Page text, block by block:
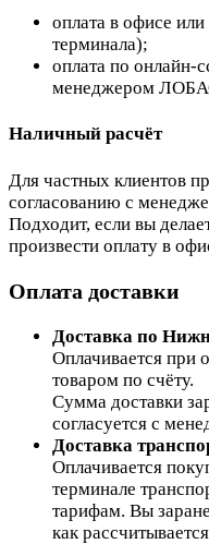
оплата в офисе
терминала);
оплата по онлайн-
менеджером
Наличный расчёт
Для частных клиентов
согласованию с
Подходит, если вы
произвести оплату в
Оплата доставки
Доставка по
Оплачивается при
товаром по счёту.
Сумма доставки
согласуется с
Доставка
Оплачивается
терминале
тарифам. Вы
как